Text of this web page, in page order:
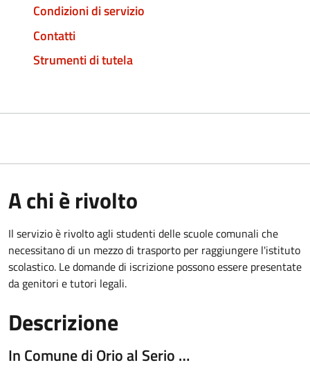
Condizioni di servizio
Contatti
Strumenti di tutela
A chi è rivolto
Il servizio è rivolto agli studenti delle scuole comunali che
necessitano di un mezzo di trasporto per raggiungere l'istituto
scolastico. Le domande di iscrizione possono essere presentate
da genitori e tutori legali.
Descrizione
In Comune di Orio al Serio …